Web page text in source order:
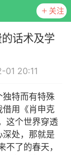
关注
话术及学
01 20:11
独特而有特殊
用《肖申克
这个世界穿透
处，那就是
不了的春天，